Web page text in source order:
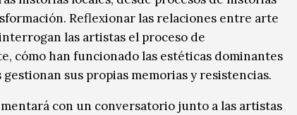
Reflexionar las relaciones entre arte
las artistas el proceso de
cómo han funcionado las estéticas dominantes
sus propias memorias y resistencias.
con un conversatorio junto a las artistas